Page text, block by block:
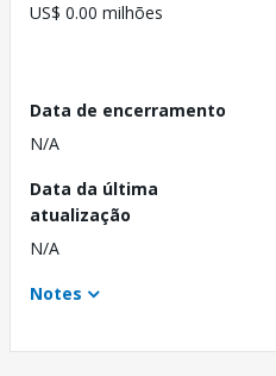
US$ 0.00 milhões
Data de encerramento
N/A
Data da última
atualização
N/A
Notes